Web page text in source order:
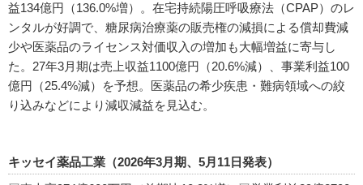
益134億円（136.0%増）。在宅持続陽圧呼吸療法（CPAP）のレ
ンタルが好調で、糖尿病治療薬の販売権の減損による償却費減
少や医薬品のライセンス対価収入の増加も大幅増益に寄与し
た。27年3月期は売上収益1100億円（20.6%減）、事業利益100
億円（25.4%減）を予想。医薬品の希少疾患・難病領域への絞
り込みなどにより減収減益を見込む。
キッセイ薬品工業（2026年3月期、5月11日発表）